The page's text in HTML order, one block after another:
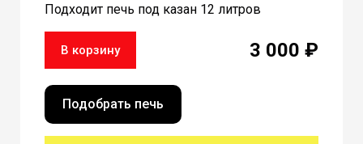
Подходит печь под казан 12 литров
В корзину 3 000 ₽
Подобрать печь